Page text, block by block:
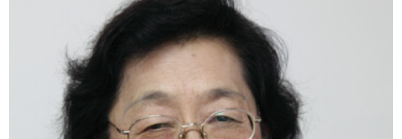
営業時間
月〜金: 9:00 AM – 5:00 PM
土日: 11:00 AM – 3:00 PM